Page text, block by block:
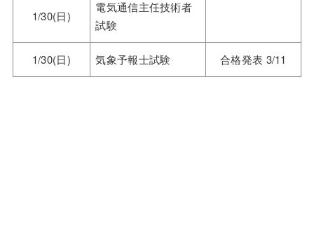
1/30(日)
電気通信主任技術者
試験
1/30(日) 気象予報士試験 合格発表 3/11